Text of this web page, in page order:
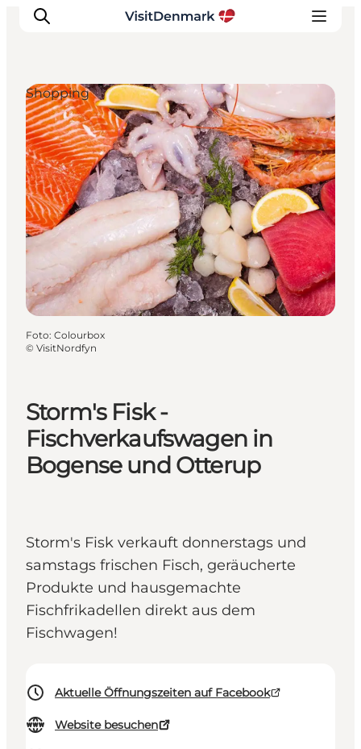
Inspiration
Regionen
Erlebnisse
Unterkünfte
Reiseplanung
Storm's Fisk -
Fischverkaufswagen in
Bogense und Otterup
Storm's Fisk verkauft donnerstags und
samstags frischen Fisch, geräucherte
Produkte und hausgemachte
Fischfrikadellen direkt aus dem
Fischwagen!
Aktuelle Öffnungszeiten auf Facebook
Website besuchen
Shopping
Foto: Colourbox
© VisitNordfyn